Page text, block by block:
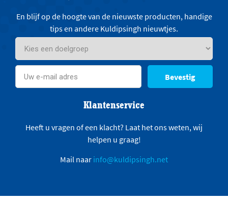
En blijf op de hoogte van de nieuwste producten, handige
tips en andere Kuldipsingh nieuwtjes.
Bevestig
Klantenservice
Heeft u vragen of een klacht? Laat het ons weten, wij
helpen u graag!
Mail naar info@kuldipsingh.net